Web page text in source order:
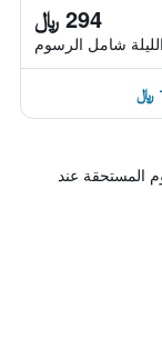
294 ﷼
شامل الرسوم
المستحقة عند